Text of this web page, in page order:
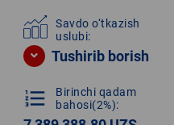
Savdo o‘tkazish
uslubi:
Tushirib borish
format_list_numbered
Birinchi qadam
bahosi(2%):